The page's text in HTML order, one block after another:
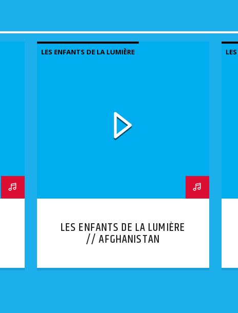
LES ENFANTS DE LA LUMIÈRE
LES ENFANTS DE LA LUMIÈRE
// AFGHANISTAN